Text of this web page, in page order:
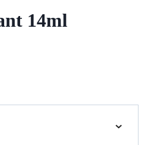
14ml